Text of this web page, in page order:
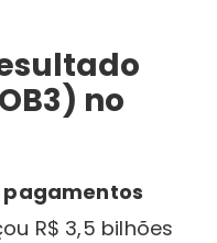
no
R$ 3,5 bilhões